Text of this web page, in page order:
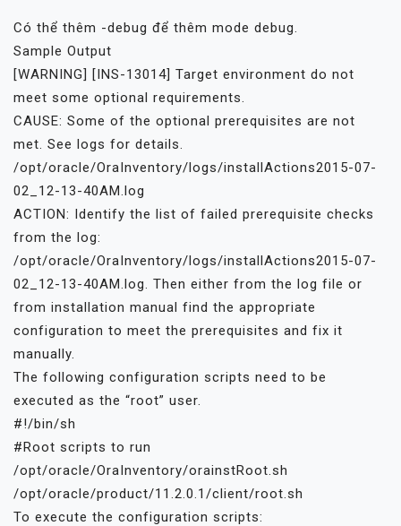
Có thể thêm -debug để thêm mode debug.
Sample Output
[WARNING] [INS-13014] Target environment do not
meet some optional requirements.
CAUSE: Some of the optional prerequisites are not
met. See logs for details.
/opt/oracle/OraInventory/logs/installActions2015-07-
02_12-13-40AM.log
ACTION: Identify the list of failed prerequisite checks
from the log:
/opt/oracle/OraInventory/logs/installActions2015-07-
02_12-13-40AM.log. Then either from the log file or
from installation manual find the appropriate
configuration to meet the prerequisites and fix it
manually.
The following configuration scripts need to be
executed as the “root” user.
#!/bin/sh
#Root scripts to run
/opt/oracle/OraInventory/orainstRoot.sh
/opt/oracle/product/11.2.0.1/client/root.sh
To execute the configuration scripts: